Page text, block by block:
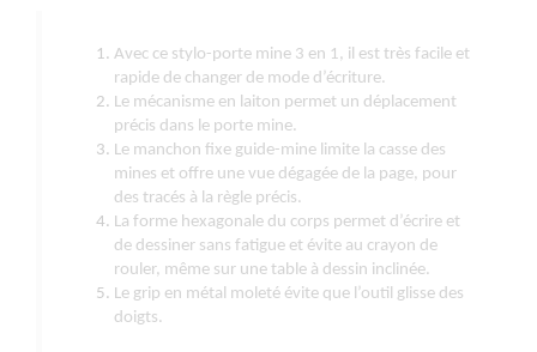
Avec ce stylo-porte mine 3 en 1, il est très facile et
rapide de changer de mode d’écriture.
Le mécanisme en laiton permet un déplacement
précis dans le porte mine.
Le manchon fixe guide-mine limite la casse des
mines et offre une vue dégagée de la page, pour
des tracés à la règle précis.
La forme hexagonale du corps permet d’écrire et
de dessiner sans fatigue et évite au crayon de
rouler, même sur une table à dessin inclinée.
Le grip en métal moleté évite que l’outil glisse des
doigts.